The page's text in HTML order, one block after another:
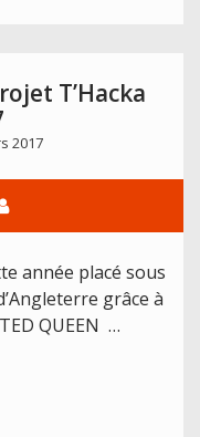
T’Hacka
2017
année placé sous
grâce à
QUEEN …